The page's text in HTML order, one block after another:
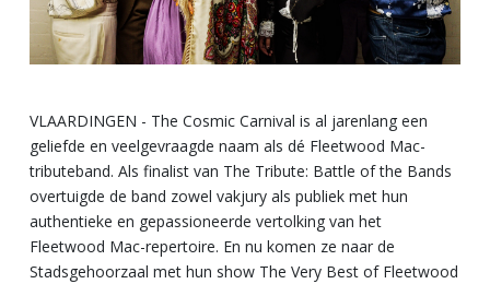
VLAARDINGEN - The Cosmic Carnival is al jarenlang een
geliefde en veelgevraagde naam als dé Fleetwood Mac-
tributeband. Als finalist van The Tribute: Battle of the Bands
overtuigde de band zowel vakjury als publiek met hun
authentieke en gepassioneerde vertolking van het
Fleetwood Mac-repertoire. En nu komen ze naar de
Stadsgehoorzaal met hun show The Very Best of Fleetwood